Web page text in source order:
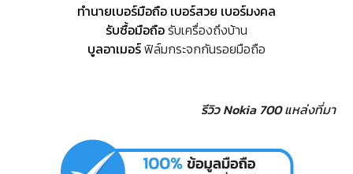
ทำนายเบอร์มือถือ เบอร์สวย เบอร์มงคล
รับซื้อมือถือรับเครื่องถึงบ้าน
บูลอาเมอร์ฟิล์มกระจกกันรอยมือถือ
รีวิว Nokia 700 แหล่งที่มา